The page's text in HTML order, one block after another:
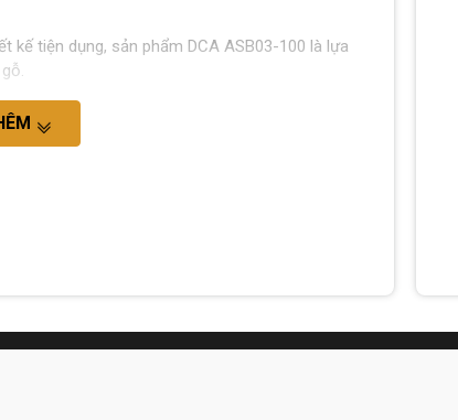
tiện dụng, sản phẩm DCA ASB03-100 là lựa